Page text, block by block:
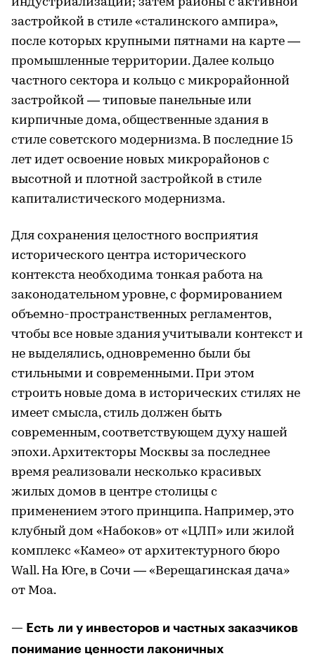
застройкой в стиле «сталинского ампира»,
после которых крупными пятнами на карте —
промышленные территории. Далее кольцо
частного сектора и кольцо с микрорайонной
застройкой — типовые панельные или
кирпичные дома, общественные здания в
стиле советского модернизма. В последние 15
лет идет освоение новых микрорайонов с
высотной и плотной застройкой в стиле
капиталистического модернизма.
Для сохранения целостного восприятия
исторического центра исторического
контекста необходима тонкая работа на
законодательном уровне, с формированием
объемно-пространственных регламентов,
чтобы все новые здания учитывали контекст и
не выделялись, одновременно были бы
стильными и современными. При этом
строить новые дома в исторических стилях не
имеет смысла, стиль должен быть
современным, соответствующем духу нашей
эпохи. Архитекторы Москвы за последнее
время реализовали несколько красивых
жилых домов в центре столицы с
применением этого принципа. Например, это
клубный дом «Набоков» от «ЦЛП» или жилой
комплекс «Камео» от архитектурного бюро
Wall. На Юге, в Сочи — «Верещагинская дача»
от Моа.
— Есть ли у инвесторов и частных заказчиков
понимание ценности лаконичных